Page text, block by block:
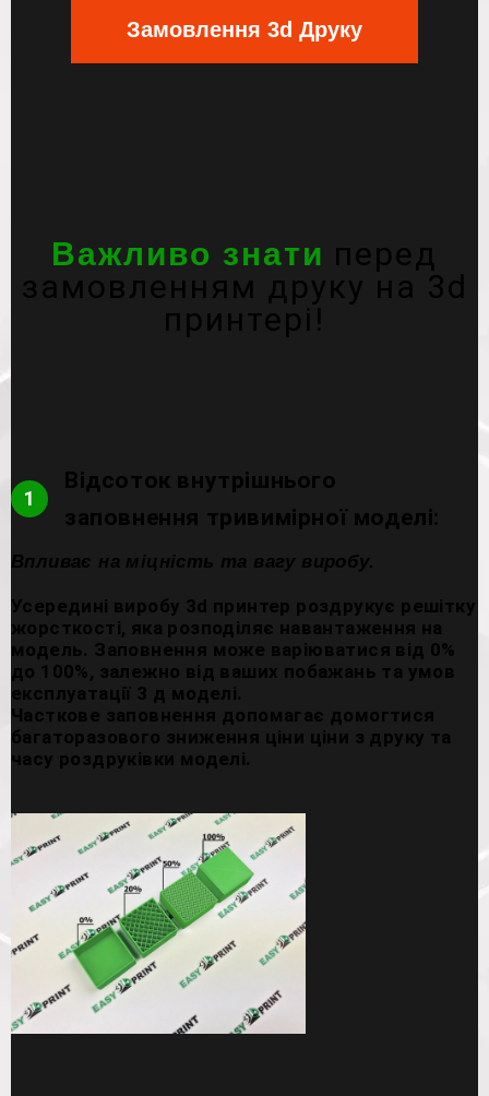
Замовлення 3d Друку
Важливо знати перед
замовленням друку на 3d
принтері!
1
Відсоток внутрішнього
заповнення тривимірної моделі:
Впливає на міцність та вагу виробу.
Усередині виробу 3d принтер роздрукує решітку
жорсткості, яка розподіляє навантаження на
модель. Заповнення може варіюватися від 0%
до 100%, залежно від ваших побажань та умов
експлуатації 3 д моделі.
Часткове заповнення допомагає домогтися
багаторазового зниження ціни ціни з друку та
часу роздруківки моделі.